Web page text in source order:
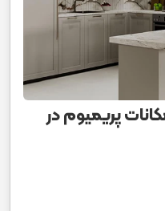
با امکانات پریمیوم در